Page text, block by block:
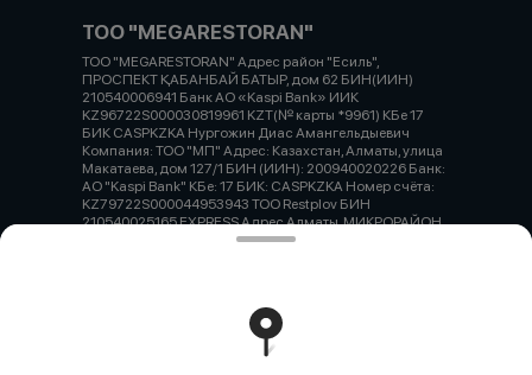
ТОО "MEGARESTORAN"
ТОО "MEGARESTORAN" Адрес район "Есиль",
ПРОСПЕКТ ҚАБАНБАЙ БАТЫР, дом 62 БИН(ИИН)
210540006941 Банк АО «Kaspi Bank» ИИК
KZ96722S000030819961 KZT(№ карты *9961) КБе 17
БИК CASPKZKA Нургожин Диас Амангельдыевич
Компания: ТОО "МП" Адрес: Казахстан, Алматы, улица
Макатаева, дом 127/1 БИН (ИИН): 200940020226 Банк:
АО "Kaspi Bank" КБе: 17 БИК: CASPKZKA Номер счёта:
KZ79722S000044953943 ТОО Restplov БИН
210540025165 EXPRESS Адрес Алматы, МИКРОРАЙОН
ТАУГУЛЬ-3, УЛИЦА САУРАНБАЕВА, дом 36 БИН(ИИН)
Работает на эффективном ядре